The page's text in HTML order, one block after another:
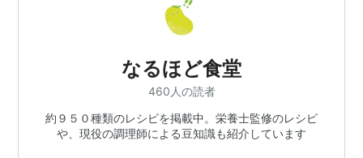
なるほど食堂
460人の読者
約９５０種類のレシピを掲載中。栄養士監修のレシピ
や、現役の調理師による豆知識も紹介しています